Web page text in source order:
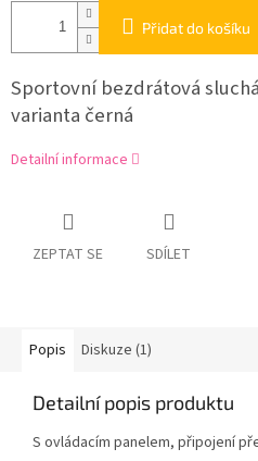
Přidat do košíku
Sportovní bezdrátová
varianta černá
Detailní informace
ZEPTAT SE SDÍLET
Popis Diskuze (1)
Detailní popis produktu
S ovládacím panelem, připojení